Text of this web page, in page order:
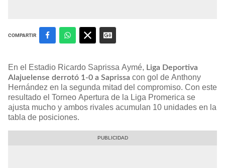
COMPARTIR
En el Estadio Ricardo Saprissa Aymé, Liga Deportiva
Alajuelense derrotó 1-0 a Saprissa con gol de Anthony
Hernández en la segunda mitad del compromiso. Con este
resultado el Torneo Apertura de la Liga Promerica se
ajusta mucho y ambos rivales acumulan 10 unidades en la
tabla de posiciones.